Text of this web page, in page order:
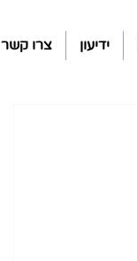
ידיעון צרו קשר